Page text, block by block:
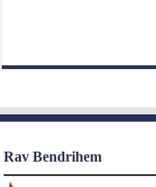
Rav Bendrihem